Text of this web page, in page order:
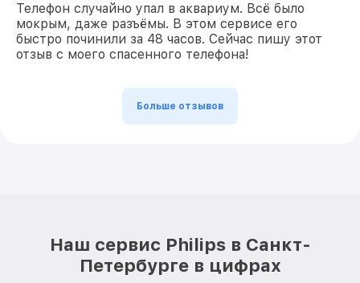
Телефон случайно упал в аквариум. Всё было
мокрым, даже разъёмы. В этом сервисе его
быстро починили за 48 часов. Сейчас пишу этот
отзыв с моего спасенного телефона!
Больше отзывов
Наш сервис Philips в Санкт-
Петербурге в цифрах